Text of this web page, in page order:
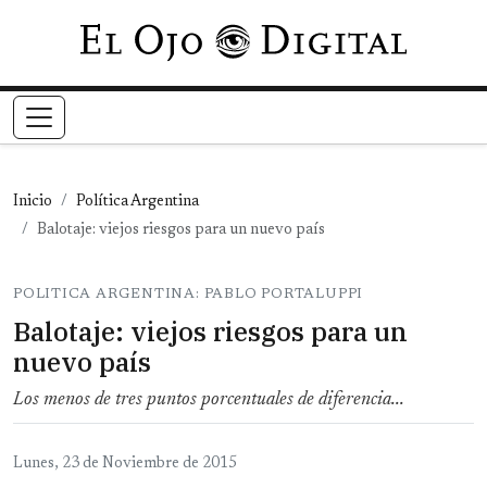
Pasar al contenido principal
Inicio
Política Argentina
Balotaje: viejos riesgos para un nuevo país
POLITICA ARGENTINA: PABLO PORTALUPPI
Balotaje: viejos riesgos para un
nuevo país
Los menos de tres puntos porcentuales de diferencia...
Lunes, 23 de Noviembre de 2015